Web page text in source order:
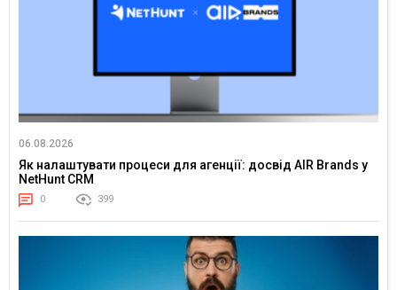
06.08.2026
Як налаштувати процеси для агенції: досвід AIR Brands у
NetHunt CRM
0 399